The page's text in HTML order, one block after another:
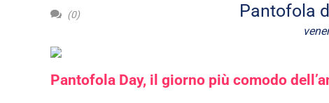
Pantofola
Pantofola Day, il giorno più comodo
(0)